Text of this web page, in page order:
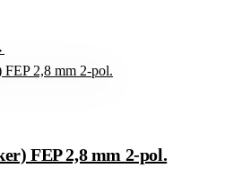
FEP 2,8 mm 2-pol.